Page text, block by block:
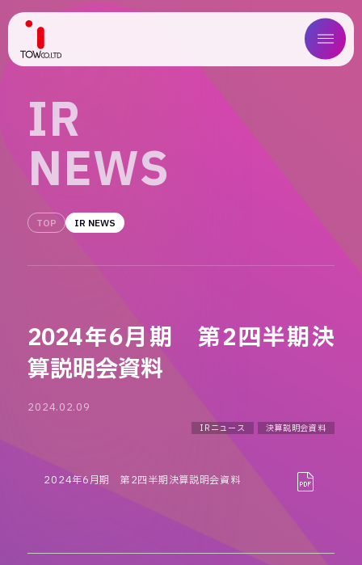
ABOUT US
WORKS
COMPANY
IR
NEWS
TOP IR NEWS
2024年6月期 第2四半期決
算説明会資料
2024.02.09
IRニュース 決算説明会資料
2024年6月期 第2四半期決算説明会資料